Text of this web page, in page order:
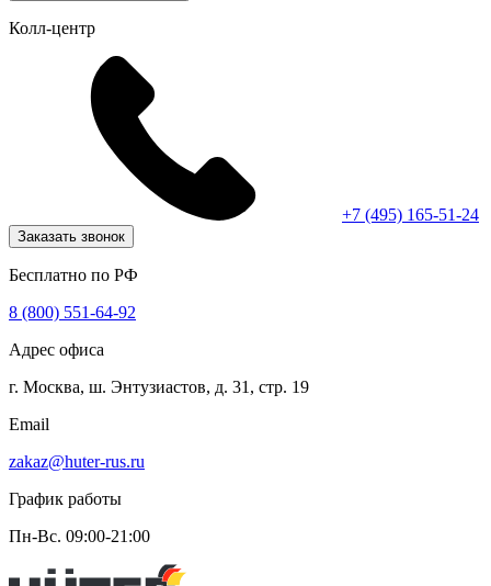
Колл-центр
+7 (495) 165-51-24
Заказать звонок
Бесплатно по РФ
8 (800) 551-64-92
Адрес офиса
г. Москва, ш. Энтузиастов, д. 31, стр. 19
Email
zakaz@huter-rus.ru
График работы
Пн-Вс. 09:00-21:00